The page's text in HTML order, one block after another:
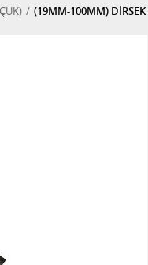
(19MM-100MM)